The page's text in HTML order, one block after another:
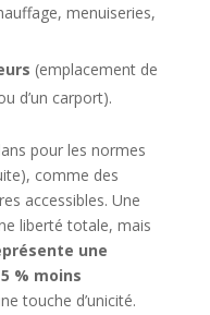
menuiseries,
(emplacement de
d’un carport).
pour les normes
comme des
accessibles. Une
liberté totale, mais
une
% moins
touche d’unicité.